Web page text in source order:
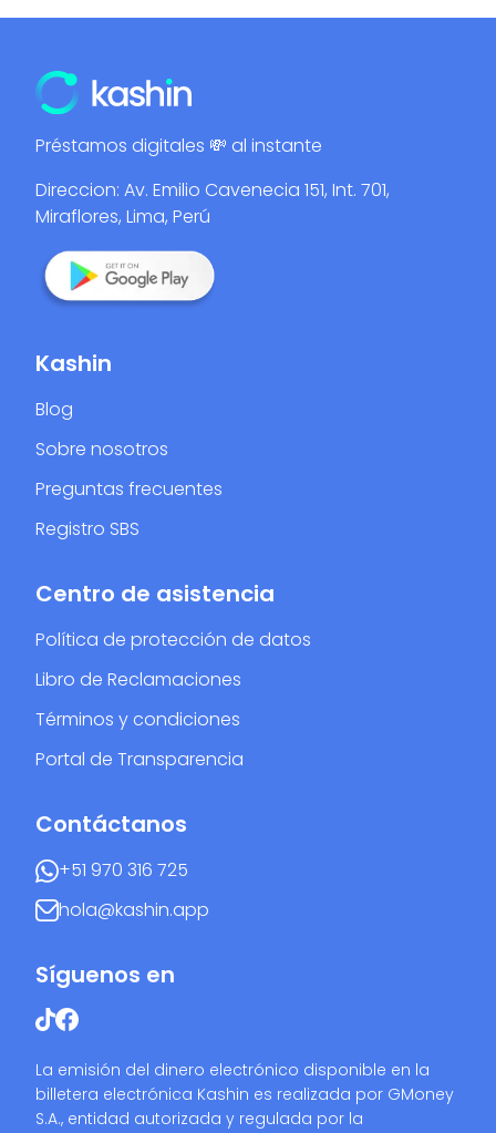
Préstamos digitales 💸 al instante
Direccion: Av. Emilio Cavenecia 151, Int. 701,
Miraflores, Lima, Perú
Kashin
Blog
Sobre nosotros
Preguntas frecuentes
Registro SBS
Centro de asistencia
Política de protección de datos
Libro de Reclamaciones
Términos y condiciones
Portal de Transparencia
Contáctanos
+51 970 316 725
hola@kashin.app
Síguenos en
La emisión del dinero electrónico disponible en la
billetera electrónica Kashin es realizada por GMoney
S.A., entidad autorizada y regulada por la